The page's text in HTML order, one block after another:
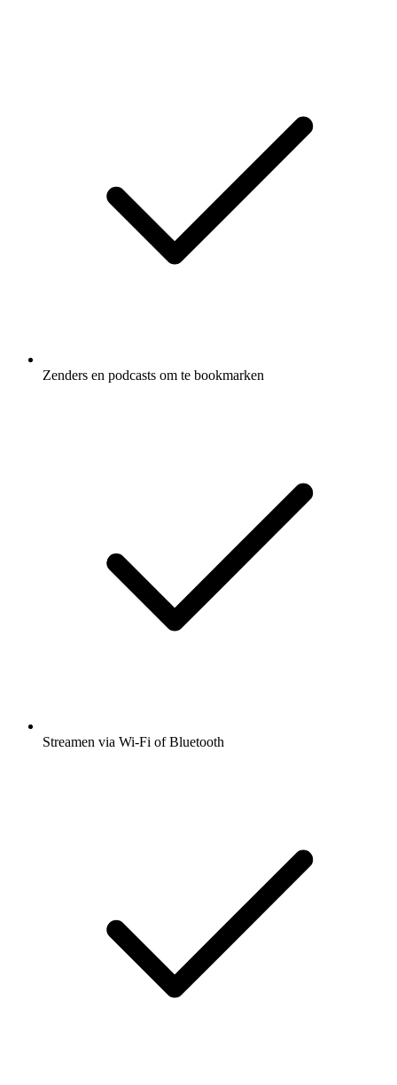
Zenders en podcasts om te bookmarken
Streamen via Wi-Fi of Bluetooth